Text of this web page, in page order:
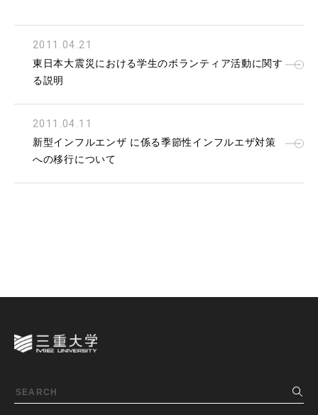
2011.04.21
東日本大震災における学生のボランティア活動に関す
る説明
2011.04.11
新型インフルエンザ に係る季節性インフルエザ対策
への移行について